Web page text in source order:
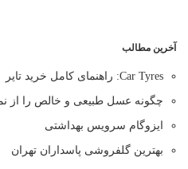
آخرین مطالب
Car Tyres: راهنمای کامل خرید تایر
چگونه عسل طبیعی و خالص را از
ایزوگام سرویس بهداشتی
بهترین گلفروشی پاسداران تهران